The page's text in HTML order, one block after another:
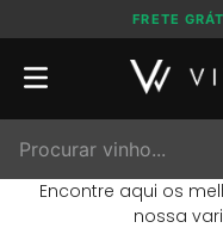
FRETE
Encontre aqui os
nossa